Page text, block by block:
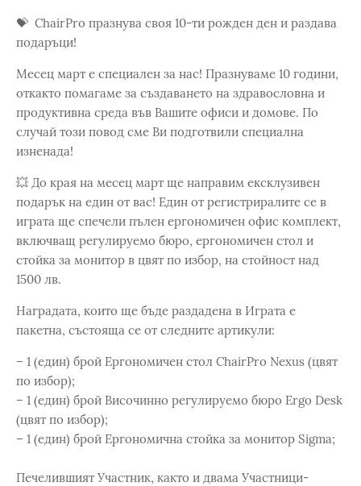
💝 ChairPro празнува своя 10-ти рожден ден и раздава
подаръци!
Месец март е специален за нас! Празнуваме 10 години,
откакто помагаме за създаването на здравословна и
продуктивна среда във Вашите офиси и домове. По
случай този повод сме Ви подготвили специална
изненада!
💥 До края на месец март ще направим ексклузивен
подарък на един от вас! Един от регистриралите се в
играта ще спечели пълен ергономичен офис комплект,
включващ регулируемо бюро, ергономичен стол и
стойка за монитор в цвят по избор, на стойност над
1500 лв.
Наградата, които ще бъде раздадена в Играта е
пакетна, състояща се от следните артикули:
– 1 (един) брой Ергономичен стол ChairPro Nexus (цвят
по избор);
– 1 (един) брой Височинно регулируемо бюро Ergo Desk
(цвят по избор);
– 1 (един) брой Ергономична стойка за монитор Sigma;
Печелившият Участник, както и двама Участници-